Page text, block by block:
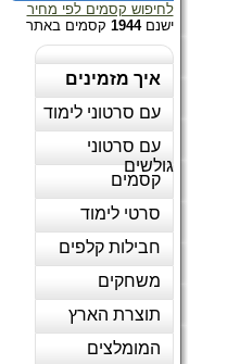
לחיפוש קסמים לפי מחיר
ישנם1944 קסמים באתר
איך מזמינים
עם סרטוני לימוד
עם סרטוני
גולשים
קסמים
סרטי לימוד
חבילות קלפים
משחקים
תוצרת הארץ
המומלצים